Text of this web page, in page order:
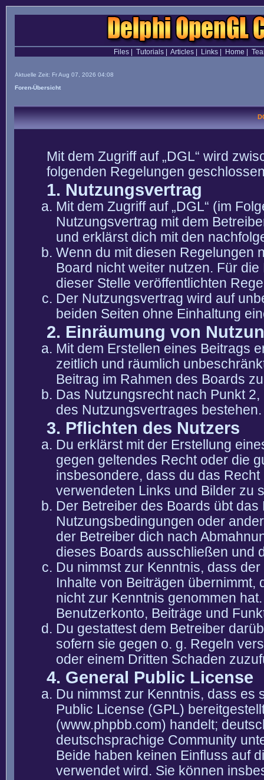
Files| Tutorials| Articles| Links| Home
Aktuelle Zeit: Fr Aug 07, 2026 04:08
Foren-Übersicht
Mit dem Zugriff auf „DGL“ wird
folgenden Regelungen
1. Nutzungsvertrag
Mit dem Zugriff auf „DGL“ (im
Nutzungsvertrag mit dem
und erklärst dich mit den
Wenn du mit diesen Regelungen
Board nicht weiter nutzen. Für
dieser Stelle veröffentlichten
Der Nutzungsvertrag wird auf
beiden Seiten ohne Einhaltung
2. Einräumung von
Mit dem Erstellen eines Beitrags
zeitlich und räumlich
Beitrag im Rahmen des Boards
Das Nutzungsrecht nach Punkt
des Nutzungsvertrages bestehen.
3. Pflichten des Nutzers
Du erklärst mit der Erstellung
gegen geltendes Recht oder die
insbesondere, dass du das
verwendeten Links und Bilder zu
Der Betreiber des Boards übt
Nutzungsbedingungen oder
der Betreiber dich nach
dieses Boards ausschließen und
Du nimmst zur Kenntnis, dass
Inhalte von Beiträgen übernimmt,
nicht zur Kenntnis genommen
Benutzerkonto, Beiträge und
Du gestattest dem Betreiber
sofern sie gegen o. g. Regeln
oder einem Dritten Schaden
4. General Public License
Du nimmst zur Kenntnis, dass es
Public License (GPL)
(www.phpbb.com) handelt;
deutschsprachige Community
Beide haben keinen Einfluss auf
verwendet wird. Sie können